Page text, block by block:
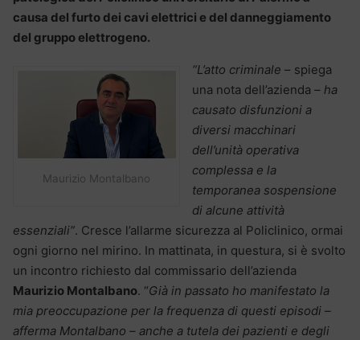
causa del furto dei cavi elettrici e del danneggiamento
del gruppo elettrogeno.
Maurizio Montalbano
“L’atto criminale – spiega
una nota dell’azienda – ha
causato disfunzioni a
diversi macchinari
dell’unità operativa
complessa e la
temporanea sospensione
di alcune attività
essenziali”. Cresce l’allarme sicurezza al Policlinico, ormai
ogni giorno nel mirino. In mattinata, in questura, si è svolto
un incontro richiesto dal commissario dell’azienda
Maurizio Montalbano. “Già in passato ho manifestato la
mia preoccupazione per la frequenza di questi episodi –
afferma Montalbano – anche a tutela dei pazienti e degli